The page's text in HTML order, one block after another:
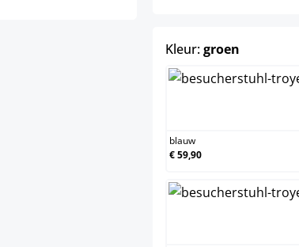
Kleur:groen
blauw
€ 59,90